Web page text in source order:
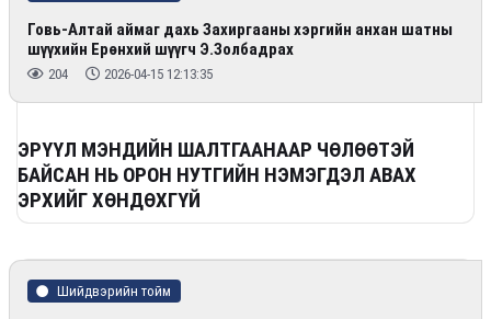
Говь-Алтай аймаг дахь Захиргааны хэргийн анхан шатны
шүүхийн Ерөнхий шүүгч Э.Золбадрах
204 2026-04-15 12:13:35
ЭРҮҮЛ МЭНДИЙН ШАЛТГААНААР ЧӨЛӨӨТЭЙ
БАЙСАН НЬ ОРОН НУТГИЙН НЭМЭГДЭЛ АВАХ
ЭРХИЙГ ХӨНДӨХГҮЙ
Шийдвэрийн тойм